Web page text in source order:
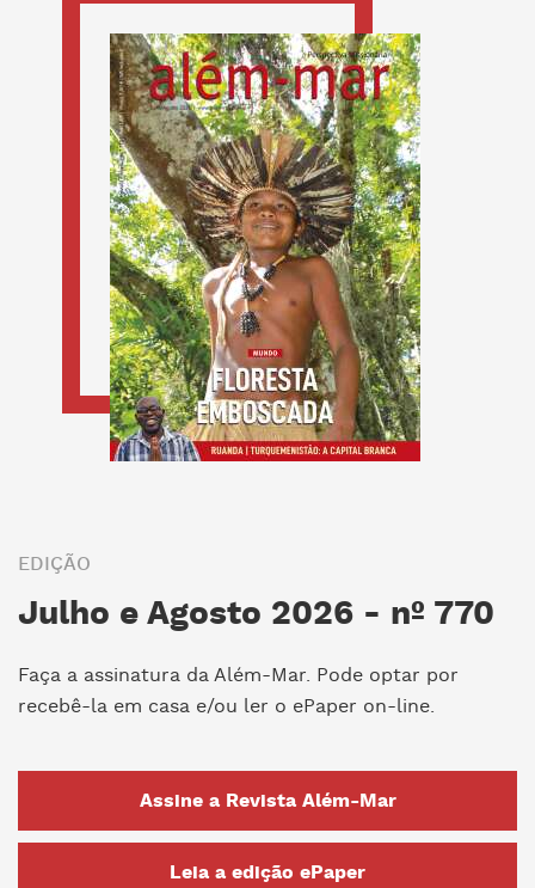
EDIÇÃO
Julho e Agosto 2026 - nº 770
Faça a assinatura da Além-Mar. Pode optar por
recebê-la em casa e/ou ler o ePaper on-line.
Assine a Revista Além-Mar
Leia a edição ePaper